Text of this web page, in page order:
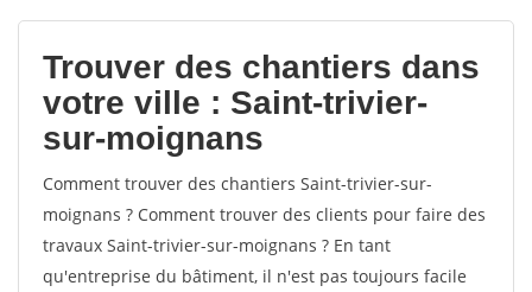
votes
Trouver des chantiers dans
votre ville : Saint-trivier-
sur-moignans
Comment trouver des chantiers Saint-trivier-sur-
moignans ? Comment trouver des clients pour faire des
travaux Saint-trivier-sur-moignans ? En tant
qu'entreprise du bâtiment, il n'est pas toujours facile